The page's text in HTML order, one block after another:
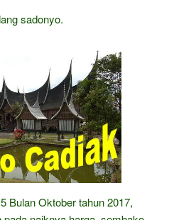
sadonyo.
Bulan Oktober tahun 2017,